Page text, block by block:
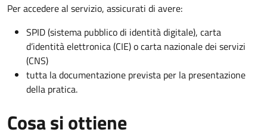
Per accedere al servizio, assicurati di avere:
SPID (sistema pubblico di identità digitale), carta
d’identità elettronica (CIE) o carta nazionale dei servizi
(CNS)
tutta la documentazione prevista per la presentazione
della pratica.
Cosa si ottiene